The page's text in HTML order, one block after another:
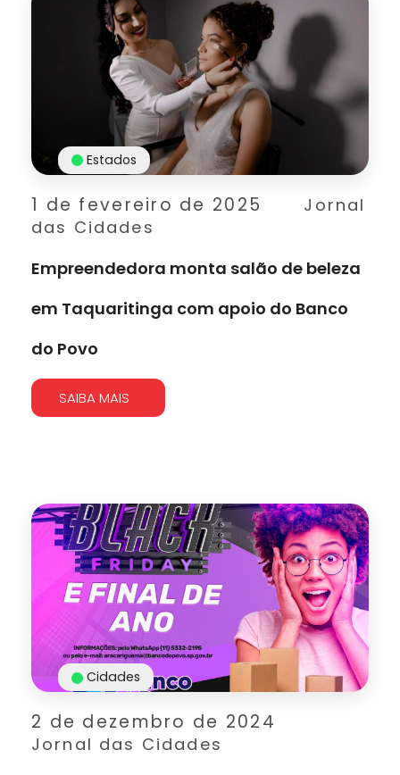
1 de fevereiro de 2025
Jornal
das Cidades
Estados
Empreendedora monta salão de beleza
em Taquaritinga com apoio do Banco
do Povo
SAIBA MAIS
2 de dezembro de 2024
Jornal das Cidades
Cidades